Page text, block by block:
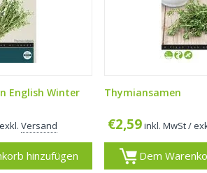
English Winter
Versand
hinzufügen
Thymiansamen
€2,59inkl. MwSt/
Dem